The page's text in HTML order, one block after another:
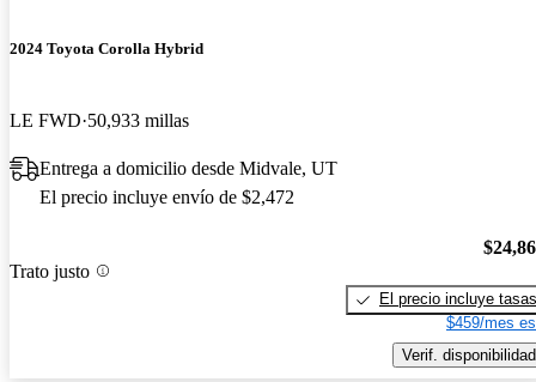
2024 Toyota Corolla Hybrid
LE FWD 50,933 millas
Entrega a domicilio desde Midvale, UT
El precio incluye envío de $2,472
Trato justo
El precio incluye tasas
$459/mes
Verif. disponibilidad